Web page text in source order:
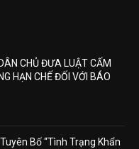
CHỦ ĐƯA LUẬT CẤM
HẠN CHẾ ĐỐI VỚI BÁO
Bố “Tình Trạng Khẩn